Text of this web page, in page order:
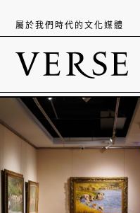
屬於我們時代的文化媒體